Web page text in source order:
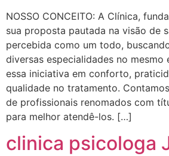
NOSSO CONCEITO: A Clínica,
sua proposta pautada na visão de
percebida como um todo,
diversas especialidades no mesmo
essa iniciativa em conforto,
qualidade no tratamento.
de profissionais renomados com
para melhor atendê-los. […]
clinica psicologa